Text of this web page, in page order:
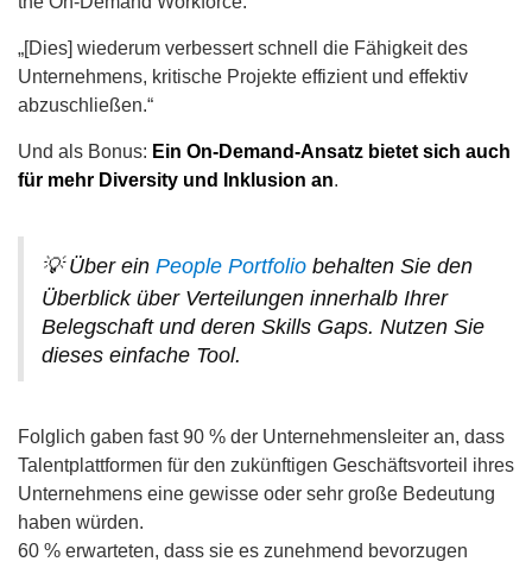
„[Dies] wiederum verbessert schnell die Fähigkeit des
Unternehmens, kritische Projekte effizient und effektiv
abzuschließen.“
Und als Bonus: Ein On-Demand-Ansatz bietet sich auch
für mehr Diversity und Inklusion an.
💡 Über ein People Portfolio behalten Sie den
Überblick über Verteilungen innerhalb Ihrer
Belegschaft und deren Skills Gaps. Nutzen Sie
dieses einfache Tool.
Folglich gaben fast 90 % der Unternehmensleiter an, dass
Talentplattformen für den zukünftigen Geschäftsvorteil ihres
Unternehmens eine gewisse oder sehr große Bedeutung
haben würden.
60 % erwarteten, dass sie es zunehmend bevorzugen